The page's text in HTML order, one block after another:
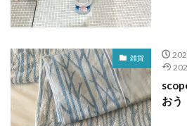
雑貨
おう